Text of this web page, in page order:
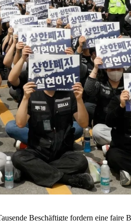
Beschäftigte fordern eine faire